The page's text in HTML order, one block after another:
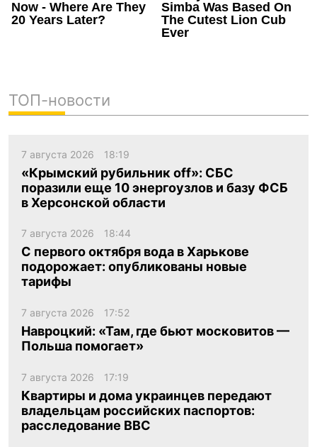
ТОП-новости
7 августа 2026 18:19
«Крымский рубильник off»: СБС
поразили еще 10 энергоузлов и базу ФСБ
в Херсонской области
7 августа 2026 18:44
С первого октября вода в Харькове
подорожает: опубликованы новые
тарифы
7 августа 2026 17:52
Навроцкий: «Там, где бьют московитов —
Польша помогает»
7 августа 2026 17:19
Квартиры и дома украинцев передают
владельцам российских паспортов:
расследование BBC